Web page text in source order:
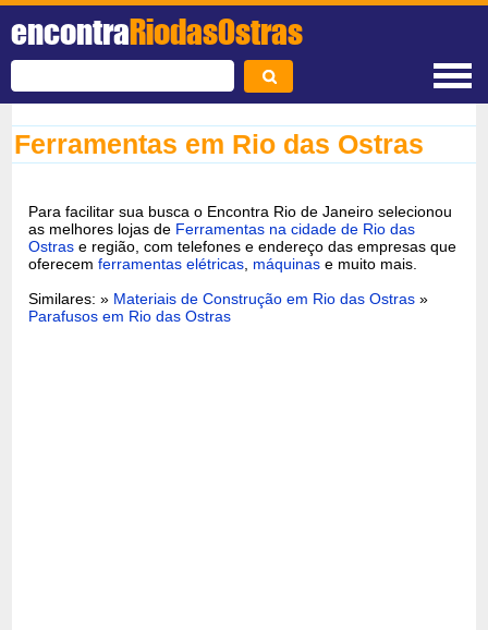
encontraRiodasOstras
Ferramentas em Rio das Ostras
Para facilitar sua busca o Encontra Rio de Janeiro selecionou
as melhores lojas de Ferramentas na cidade de Rio das
Ostras e região, com telefones e endereço das empresas que
oferecemferramentas elétricas máquinas e muito mais.
Similares: » Materiais de Construção em Rio das Ostras »
Parafusos em Rio das Ostras